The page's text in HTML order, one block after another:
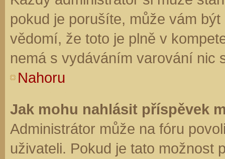
pokud je porušíte, může vám
vědomí, že toto je plně v
nemá s vydáváním varování nic
Nahoru
Jak mohu nahlásit příspěvek
Administrátor může na fóru
uživateli. Pokud je tato možnost